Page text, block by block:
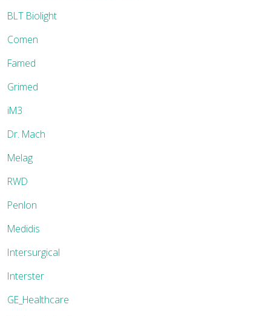
BLT Biolight
Comen
Famed
Grimed
iM3
Dr. Mach
Melag
RWD
Penlon
Medidis
Intersurgical
Interster
GE_Healthcare